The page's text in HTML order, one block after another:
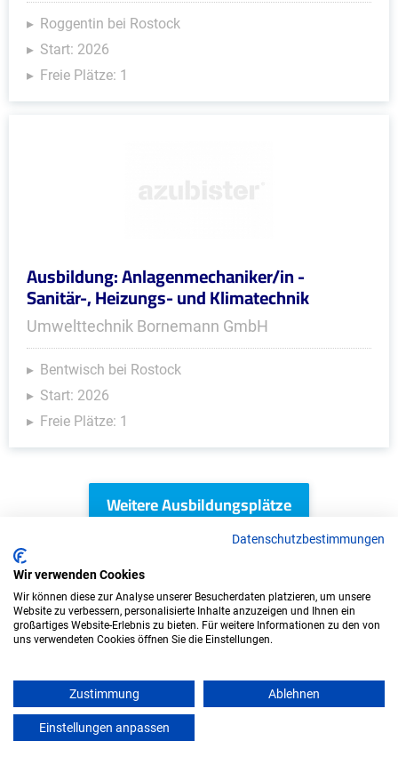
Roggentin bei Rostock
Start: 2026
Freie Plätze: 1
Ausbildung: Anlagenmechaniker/in -
Sanitär-, Heizungs- und Klimatechnik
Umwelttechnik Bornemann GmbH
Bentwisch bei Rostock
Start: 2026
Freie Plätze: 1
Weitere Ausbildungsplätze
IT/Computer - Ausbildungsplätze
Datenschutzbestimmungen
Wir verwenden Cookies
Wir können diese zur Analyse unserer Besucherdaten platzieren, um unsere
Website zu verbessern, personalisierte Inhalte anzuzeigen und Ihnen ein
großartiges Website-Erlebnis zu bieten. Für weitere Informationen zu den von
uns verwendeten Cookies öffnen Sie die Einstellungen.
Zustimmung Ablehnen
Einstellungen anpassen